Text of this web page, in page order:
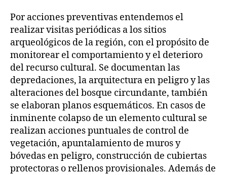
Por acciones preventivas entendemos el
realizar visitas periódicas a los sitios
arqueológicos de la región, con el propósito de
monitorear el comportamiento y el deterioro
del recurso cultural. Se documentan las
depredaciones, la arquitectura en peligro y las
alteraciones del bosque circundante, también
se elaboran planos esquemáticos. En casos de
inminente colapso de un elemento cultural se
realizan acciones puntuales de control de
vegetación, apuntalamiento de muros y
bóvedas en peligro, construcción de cubiertas
protectoras o rellenos provisionales. Además de